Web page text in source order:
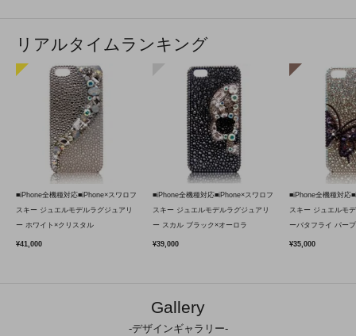
リアルタイムランキング
■iPhone全機種対応■iPhone×スワロフ
スキー ジュエルモデルラグジュアリ
ー ホワイト×クリスタル
¥41,000
■iPhone全機種対応■iPhone×スワロフ
スキー ジュエルモデルラグジュアリ
ー スカル ブラック×オーロラ
¥39,000
■iPhone全機種対応
スキー ジュエルモ
ーバタフライ パー
¥35,000
Gallery
-デザインギャラリー-